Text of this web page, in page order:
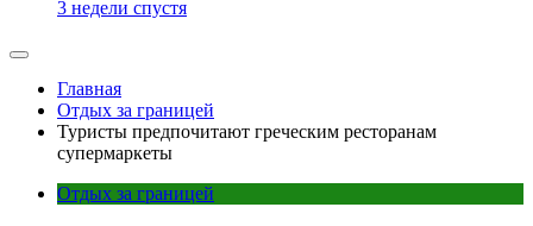
3 недели спустя
Главная
Отдых за границей
Туристы предпочитают греческим ресторанам
супермаркеты
Отдых за границей